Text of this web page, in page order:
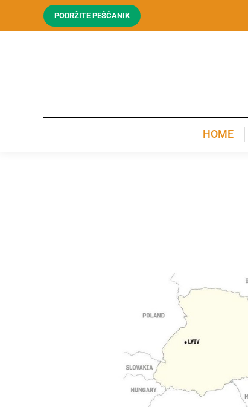
PODRŽITE PEŠČANIK
HOME